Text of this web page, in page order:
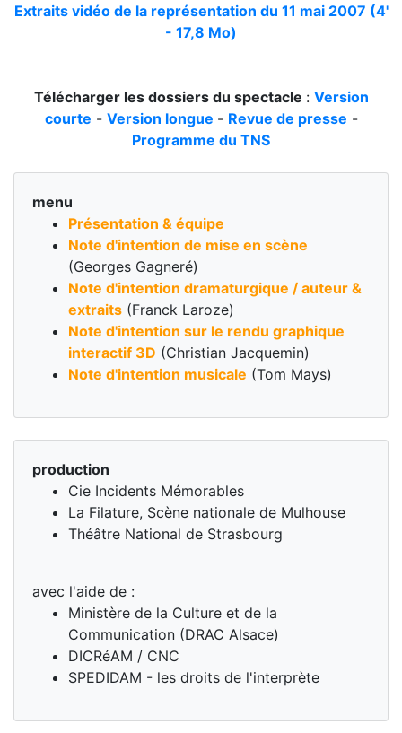
Extraits vidéo de la représentation du 11 mai 2007 (4'
- 17,8 Mo)
Télécharger les dossiers du spectacle : Version
courte - Version longue - Revue de presse -
Programme du TNS
menu
Présentation & équipe
Note d'intention de mise en scène
(Georges Gagneré)
Note d'intention dramaturgique / auteur &
extraits (Franck Laroze)
Note d'intention sur le rendu graphique
interactif 3D (Christian Jacquemin)
Note d'intention musicale (Tom Mays)
production
Cie Incidents Mémorables
La Filature, Scène nationale de Mulhouse
Théâtre National de Strasbourg
avec l'aide de :
Ministère de la Culture et de la
Communication (DRAC Alsace)
DICRéAM / CNC
SPEDIDAM - les droits de l'interprète